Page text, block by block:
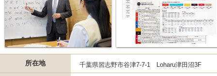
所在地 千葉県習志野市谷津7-7-1 Loharu津田沼3F